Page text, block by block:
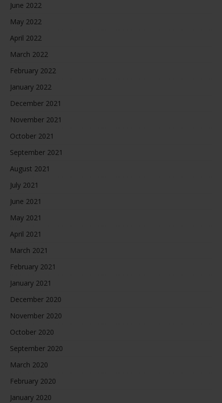
June 2022
May 2022
April 2022
March 2022
February 2022
January 2022
December 2021
November 2021
October 2021
September 2021
August 2021
July 2021
June 2021
May 2021
April 2021
March 2021
February 2021
January 2021
December 2020
November 2020
October 2020
September 2020
March 2020
February 2020
January 2020